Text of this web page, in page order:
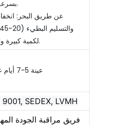
بسرعة ثم استلمه بنفسك.
لكمية كبيرة والتسليم غير المتقدم.
9001, SEDEX, LVMH
فريق مراقبة الجودة